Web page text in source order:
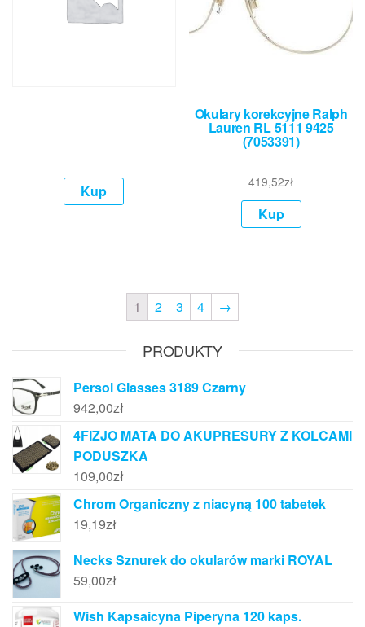
Kup
Okulary korekcyjne Ralph
Lauren RL 5111 9425
(7053391)
419,52zł
Kup
1 2 3 4 →
PRODUKTY
Persol Glasses 3189 Czarny
942,00zł
4FIZJO MATA DO AKUPRESURY Z KOLCAMI
PODUSZKA
109,00zł
Chrom Organiczny z niacyną 100 tabetek
19,19zł
Necks Sznurek do okularów marki ROYAL
59,00zł
Wish Kapsaicyna Piperyna 120 kaps.